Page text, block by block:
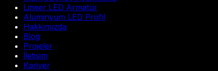
Lineer LED Armatür
Alüminyum LED Profil
Hakkımızda
Blog
Projeler
İletişim
Kariyer